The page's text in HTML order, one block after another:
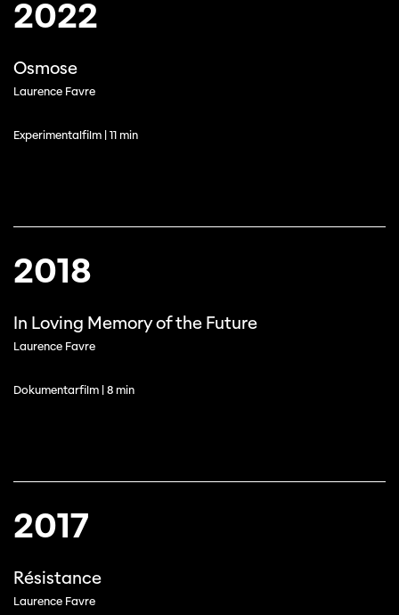
2022
Osmose
Laurence Favre
Experimentalfilm | 11 min
2018
In Loving Memory of the Future
Laurence Favre
Dokumentarfilm | 8 min
2017
Résistance
Laurence Favre